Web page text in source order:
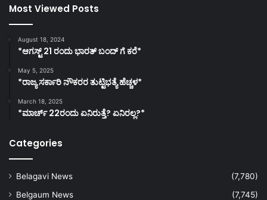
Most Viewed Posts
August 18, 2024
*ಆಗಸ್ಟ್ 21 ರಂದು ಭಾರತ್‌ ಬಂದ್‌ ಗೆ ಕರೆ*
May 5, 2025
*ರಾಜ್ಯ ಸರ್ಕಾರಿ ನೌಕರರ ತುಟ್ಟಿಭತ್ಯೆ ಹೆಚ್ಚಳ*
March 18, 2025
*ಮಾರ್ಚ್ 22ರಂದು ಏನಿರುತ್ತೆ? ಏನಿರಲ್ಲ?*
Categories
Belagavi News
(7,780)
Belgaum News
(7,745)